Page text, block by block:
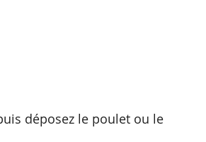
déposez le poulet ou le